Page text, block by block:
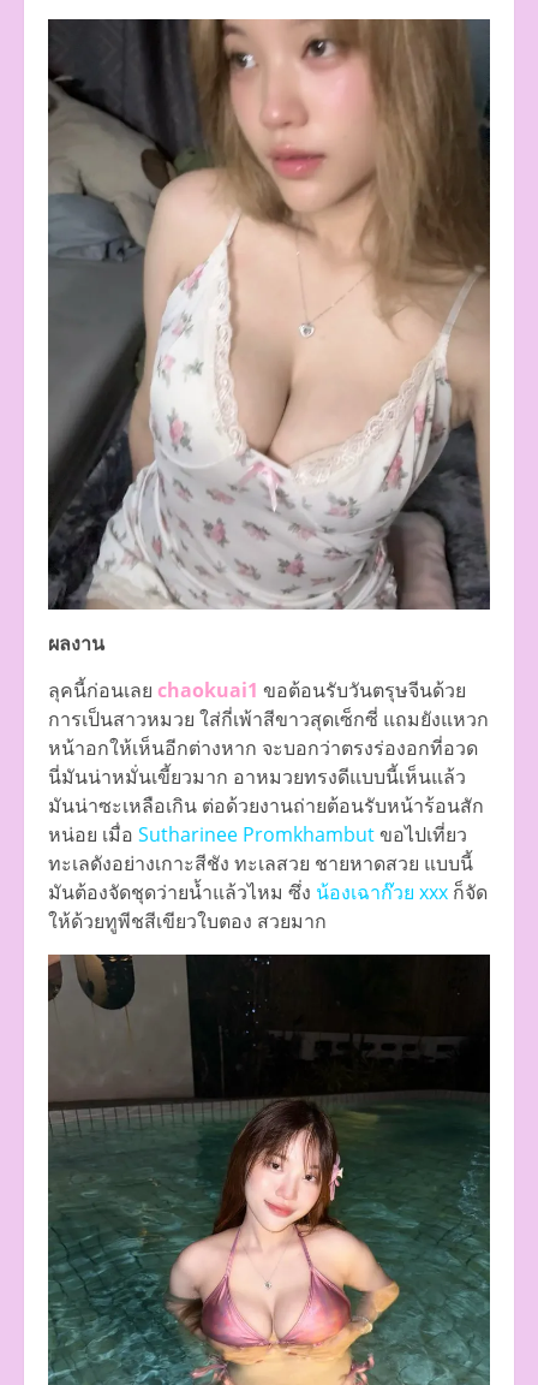
ผลงาน
ลุคนี้ก่อนเลย chaokuai1 ขอต้อนรับวันตรุษจีนด้วย
การเป็นสาวหมวย ใส่กี่เพ้าสีขาวสุดเซ็กซี่ แถมยังแหวก
หน้าอกให้เห็นอีกต่างหาก จะบอกว่าตรงร่องอกที่อวด
นี่มันน่าหมั่นเขี้ยวมาก อาหมวยทรงดีแบบนี้เห็นแล้ว
มันน่าซะเหลือเกิน ต่อด้วยงานถ่ายต้อนรับหน้าร้อนสัก
หน่อย เมื่อ Sutharinee Promkhambutขอไปเที่ยว
ทะเลดังอย่างเกาะสีชัง ทะเลสวย ชายหาดสวย แบบนี้
มันต้องจัดชุดว่ายน้ำแล้วไหม ซึ่ง น้องเฉาก๊วย xxx ก็จัด
ให้ด้วยทูพีชสีเขียวใบตอง สวยมาก